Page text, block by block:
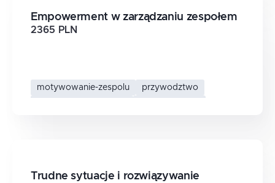
Empowerment w zarządzaniu zespołem
2365 PLN
motywowanie-zespolu
przywodztwo
Trudne sytuacje i rozwiązywanie